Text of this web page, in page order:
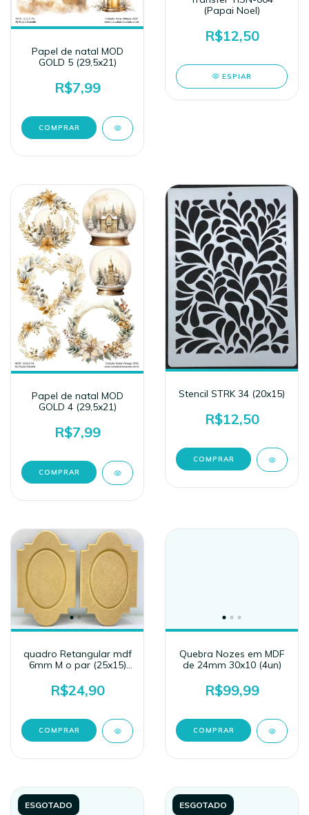
Papel de natal MOD
GOLD 5 (29,5x21)
R$7,99
(Papai Noel)
R$12,50
ESPIAR
Papel de natal MOD
GOLD 4 (29,5x21)
R$7,99
Stencil STRK 34 (20x15)
R$12,50
quadro Retangular mdf
6mm M o par (25x15)
R$24,90
Quebra Nozes em MDF
de 24mm 30x10 (4un)
R$99,99
ESGOTADO ESGOTADO